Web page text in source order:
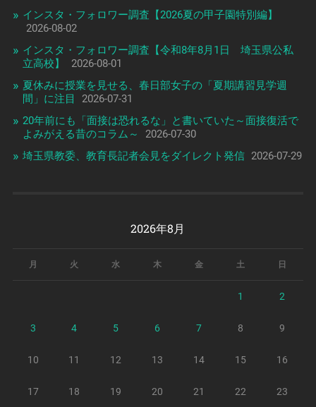
インスタ・フォロワー調査【2026夏の甲子園特別編】
2026-08-02
インスタ・フォロワー調査【令和8年8月1日 埼玉県公私
立高校】
2026-08-01
夏休みに授業を見せる、春日部女子の「夏期講習見学週
間」に注目
2026-07-31
20年前にも「面接は恐れるな」と書いていた～面接復活で
よみがえる昔のコラム～
2026-07-30
埼玉県教委、教育長記者会見をダイレクト発信 2026-07-29
2026年8月
月 火 水 木 金 土 日
1 2
3 4 5 6 7 8 9
10 11 12 13 14 15 16
17 18 19 20 21 22 23